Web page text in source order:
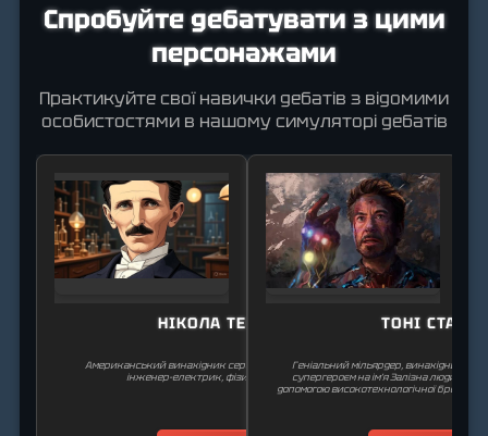
Спробуйте дебатувати з цими
персонажами
Практикуйте свої навички дебатів з відомими
особистостями в нашому симуляторі дебатів
НІКОЛА ТЕСЛА
Американський винахідник сербського походження,
інженер-електрик, фізик і футурист.
ТОНІ СТАРК
Геніальний мільярдер, винахідник і
супергероєм на ім’я Залізна людина.
допомогою високотехнологічної броні